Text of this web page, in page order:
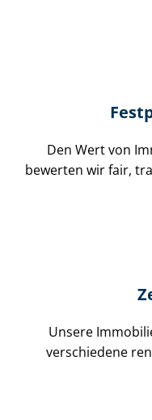
Den Wert von
bewerten wir fair,
Unsere
verschiedene